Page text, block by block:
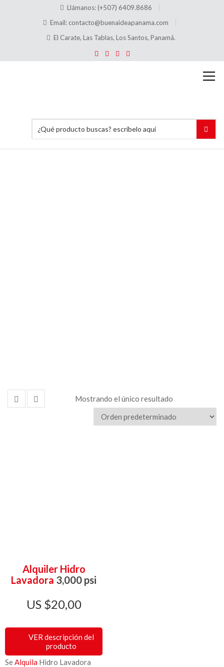
Llámanos: (+507) 6409.8686
Email: contacto@buenaideapanama.com
El Carate, Las Tablas, Los Santos, Panamá.
Mostrando el único resultado
Alquiler Hidro
Lavadora 3,000 psi
$20,00
VER descripción del
producto
SeAlquila Hidro Lavadora